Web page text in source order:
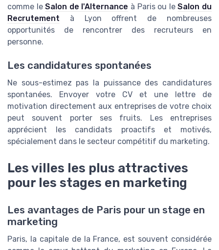
comme leSalon de l'Alternance à Paris ou leSalon du
Recrutement à Lyon offrent de nombreuses
opportunités de rencontrer des recruteurs en
personne.
Les candidatures spontanées
Ne sous-estimez pas la puissance des candidatures
spontanées. Envoyer votre CV et une lettre de
motivation directement aux entreprises de votre choix
peut souvent porter ses fruits. Les entreprises
apprécient les candidats proactifs et motivés,
spécialement dans le secteur compétitif du marketing.
Les villes les plus attractives
pour les stages en marketing
Les avantages de Paris pour un stage en
marketing
Paris, la capitale de la France, est souvent considérée